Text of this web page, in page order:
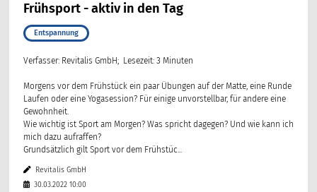
Frühsport - aktiv in den Tag
Entspannung
Verfasser: Revitalis GmbH; Lesezeit: 3 Minuten
Morgens vor dem Frühstück ein paar Übungen auf der Matte, eine Runde
Laufen oder eine Yogasession? Für einige unvorstellbar, für andere eine
Gewohnheit.
Wie wichtig ist Sport am Morgen? Was spricht dagegen? Und wie kann ich
mich dazu aufraffen?
Grundsätzlich gilt Sport vor dem Frühstüc...
Revitalis GmbH
30.03.2022 10:00